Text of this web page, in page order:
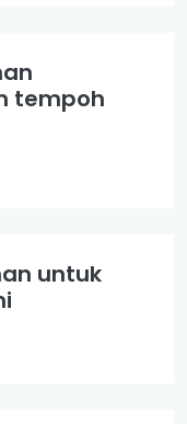
tempoh
untuk